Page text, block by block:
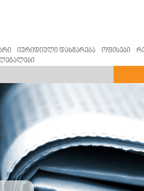
იურიდიული დახმარება ოფისები